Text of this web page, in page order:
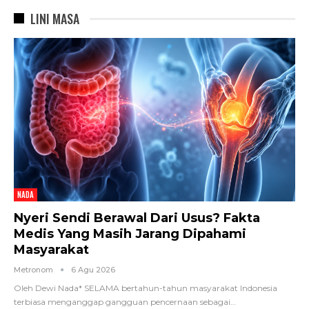
LINI MASA
NADA
Nyeri Sendi Berawal Dari Usus? Fakta
Medis Yang Masih Jarang Dipahami
Masyarakat
Metronom 6 Agu 2026
Oleh Dewi Nada* SELAMA bertahun-tahun masyarakat Indonesia
terbiasa menganggap gangguan pencernaan sebagai…